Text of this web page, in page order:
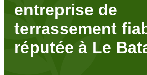
entreprise de
terrassement
réputée à Le